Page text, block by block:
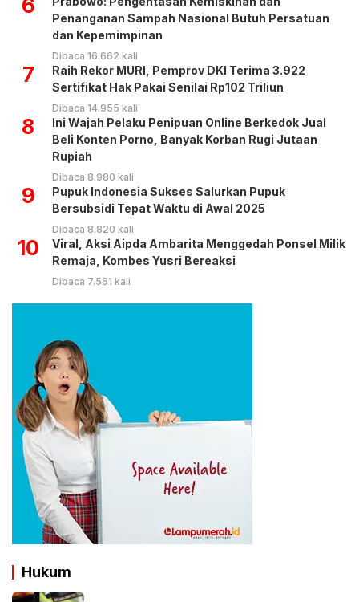
Penanganan Sampah Nasional Butuh Persatuan
dan Kepemimpinan
Dibaca 16.662 kali
7
Raih Rekor MURI, Pemprov DKI Terima 3.922
Sertifikat Hak Pakai Senilai Rp102 Triliun
Dibaca 14.955 kali
8
Ini Wajah Pelaku Penipuan Online Berkedok Jual
Beli Konten Porno, Banyak Korban Rugi Jutaan
Rupiah
Dibaca 8.980 kali
9
Pupuk Indonesia Sukses Salurkan Pupuk
Bersubsidi Tepat Waktu di Awal 2025
Dibaca 8.820 kali
10
Viral, Aksi Aipda Ambarita Menggedah Ponsel Milik
Remaja, Kombes Yusri Bereaksi
Dibaca 7.561 kali
Hukum